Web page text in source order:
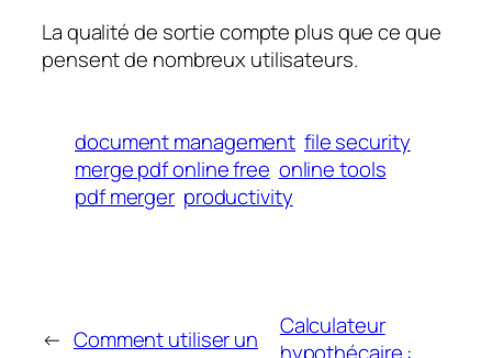
La qualité de sortie compte plus que ce que
pensent de nombreux utilisateurs.
document management file security
merge pdf online free online tools
pdf merger productivity
← Comment utiliser un
Calculateur